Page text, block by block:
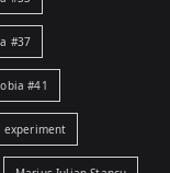
#37
#41
experiment